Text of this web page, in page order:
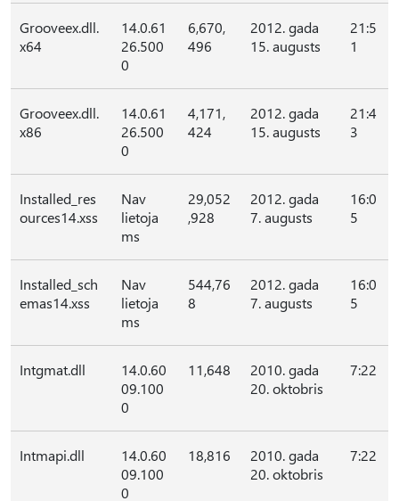
Grooveex.dll.
x64
14.0.61
26.500
0
6,670,
496
2012. gada
15. augusts
21:5
1
Grooveex.dll.
x86
14.0.61
26.500
0
4,171,
424
2012. gada
15. augusts
21:4
3
Installed_res
ources14.xss
Nav
lietoja
ms
29,052
,928
2012. gada
7. augusts
16:0
5
Installed_sch
emas14.xss
Nav
lietoja
ms
544,76
8
2012. gada
7. augusts
16:0
5
Intgmat.dll
14.0.60
09.100
0
11,648
2010. gada
20. oktobris
7:22
Intmapi.dll
14.0.60
09.100
0
18,816
2010. gada
20. oktobris
7:22